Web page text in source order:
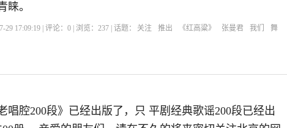
睐。
29 17:09:19 | 评论：0 | 浏览：237 | 话题： 关注 推出 《红高粱》 张曼君 我们
舞
唱腔200段》已经出版了，只 平剧经典歌谣200段已经出